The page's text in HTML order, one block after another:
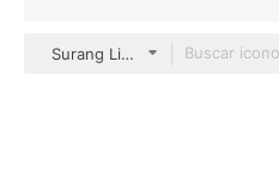
Surang Lineal Color